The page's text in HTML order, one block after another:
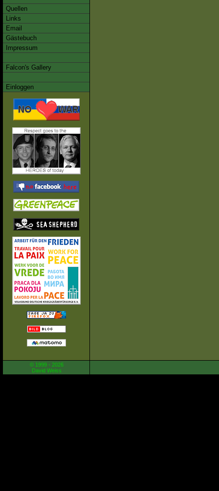
Quellen
Links
Email
Gästebuch
Impressum
Falcon's Gallery
Einloggen
© 1999 - 2026
David Weiss